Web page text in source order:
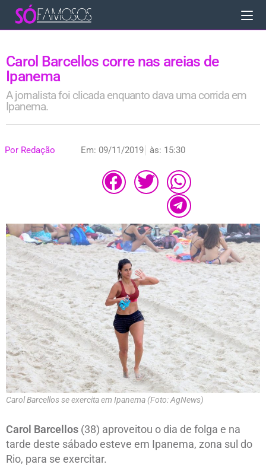
Carol Barcellos corre nas areias de
Ipanema
A jornalista foi clicada enquanto dava uma corrida em
Ipanema.
Por Redação Em: 09/11/2019 às: 15:30
Carol Barcellos se exercita em Ipanema (Foto: AgNews)
Carol Barcellos (38) aproveitou o dia de folga e na
tarde deste sábado esteve em Ipanema, zona sul do
Rio, para se exercitar.